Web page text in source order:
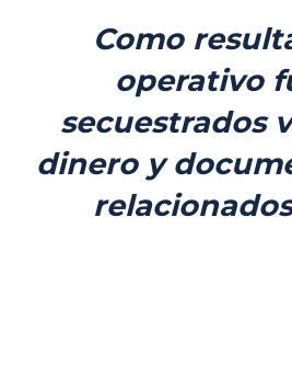
Como
operativo
secuestrados
dinero y